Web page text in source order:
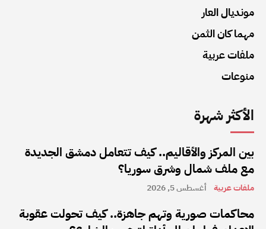
مونديال العار
مهما كان الثمن
ملفات عربية
منوعات
الأكثر شهرة
بين المركز والأقاليم.. كيف تتعامل دمشق الجديدة
مع ملف شمال وشرق سوريا؟
ملفات عربية أغسطس 5, 2026
محاكمات صورية وتهم جاهزة.. كيف تحولت عقوبة